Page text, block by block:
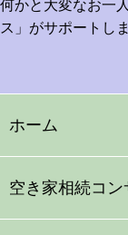
何かと大変なお一
ス」がサポートしま
ホーム
空き家相続コン